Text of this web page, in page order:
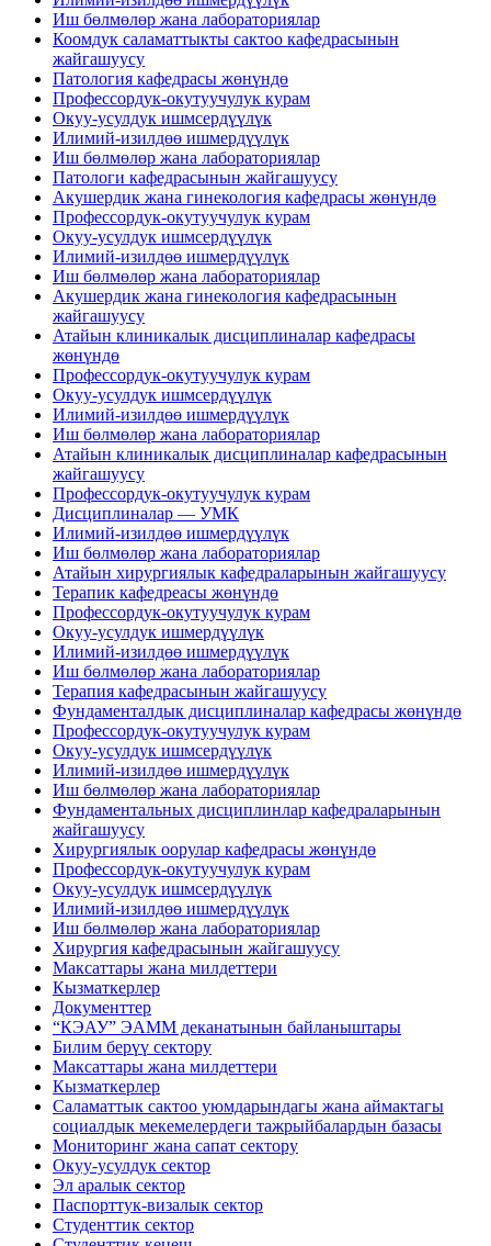
Иш бөлмөлөр жана лабораториялар
Коомдук саламаттыкты сактоо кафедрасынын
жайгашуусу
Патология кафедрасы жөнүндө
Профессордук-окутуучулук курам
Окуу-усулдук ишмсердүүлүк
Илимий-изилдөө ишмердүүлүк
Иш бөлмөлөр жана лабораториялар
Патологи кафедрасынын жайгашуусу
Акушердик жана гинекология кафедрасы жөнүндө
Профессордук-окутуучулук курам
Окуу-усулдук ишмсердүүлүк
Илимий-изилдөө ишмердүүлүк
Иш бөлмөлөр жана лабораториялар
Акушердик жана гинекология кафедрасынын
жайгашуусу
Атайын клиникалык дисциплиналар кафедрасы
жөнүндө
Профессордук-окутуучулук курам
Окуу-усулдук ишмсердүүлүк
Илимий-изилдөө ишмердүүлүк
Иш бөлмөлөр жана лабораториялар
Атайын клиникалык дисциплиналар кафедрасынын
жайгашуусу
Профессордук-окутуучулук курам
Дисциплиналар — УМК
Илимий-изилдөө ишмердүүлүк
Иш бөлмөлөр жана лабораториялар
Атайын хирургиялык кафедраларынын жайгашуусу
Терапик кафедреасы жөнүндө
Профессордук-окутуучулук курам
Окуу-усулдук ишмердүүлүк
Илимий-изилдөө ишмердүүлүк
Иш бөлмөлөр жана лабораториялар
Терапия кафедрасынын жайгашуусу
Фундаменталдык дисциплиналар кафедрасы жөнүндө
Профессордук-окутуучулук курам
Окуу-усулдук ишмсердүүлүк
Илимий-изилдөө ишмердүүлүк
Иш бөлмөлөр жана лабораториялар
Фундаментальных дисциплинлар кафедраларынын
жайгашуусу
Хирургиялык оорулар кафедрасы жөнүндө
Профессордук-окутуучулук курам
Окуу-усулдук ишмсердүүлүк
Илимий-изилдөө ишмердүүлүк
Иш бөлмөлөр жана лабораториялар
Хирургия кафедрасынын жайгашуусу
Максаттары жана милдеттери
Кызматкерлер
Документтер
“КЭАУ” ЭАММ деканатынын байланыштары
Билим берүү сектору
Максаттары жана милдеттери
Кызматкерлер
Саламаттык сактоо уюмдарындагы жана аймактагы
социалдык мекемелердеги тажрыйбалардын базасы
Мониторинг жана сапат сектору
Окуу-усулдук сектор
Эл аралык сектор
Паспорттук-визалык сектор
Студенттик сектор